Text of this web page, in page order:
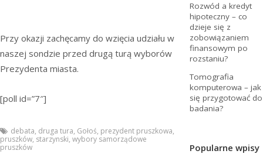
Przy okazji zachęcamy do wzięcia udziału w
naszej sondzie przed drugą turą wyborów
Prezydenta miasta.
[poll id=”7″]
debata, druga tura, Gołoś, prezydent pruszkowa,
pruszków, starzynski, wybory samorządowe
pruszków
Rozwód a kredyt
hipoteczny – co
dzieje się z
zobowiązaniem
finansowym po
rozstaniu?
Tomografia
komputerowa – jak
się przygotować do
badania?
Popularne wpisy